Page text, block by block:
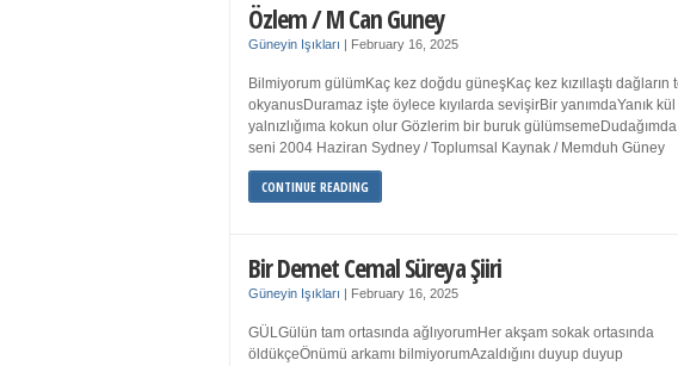
Özlem / M Can Guney
Güneyin Işıkları February 16, 2025
Bilmiyorum gülümKaç kez doğdu güneşKaç kez kızıllaştı
okyanusDuramaz işte öylece kıyılarda sevişirBir yanımdaYanık
yalnızlığıma kokun olur Gözlerim bir buruk
seni 2004 Haziran Sydney / Toplumsal Kaynak / Memduh Güney
CONTINUE READING
Bir Demet Cemal Süreya Şiiri
Güneyin Işıkları February 16, 2025
GÜLGülün tam ortasında ağlıyorumHer akşam sokak ortasında
öldükçeÖnümü arkamı bilmiyorumAzaldığını duyup duyup